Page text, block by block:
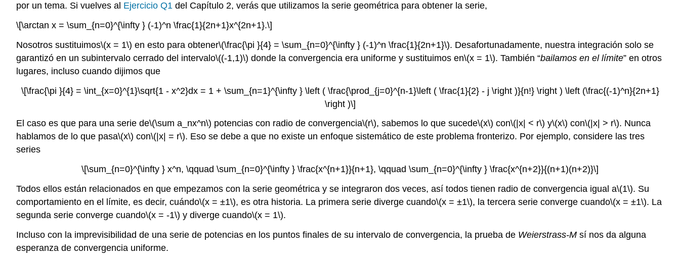
por un tema. Si vuelves al Ejercicio Q1 del Capítulo 2, verás que utilizamos la serie geométrica para obtener la serie,
\[\arctan x = \sum_{n=0}^{\infty } (-1)^n \frac{1}{2n+1}x^{2n+1}.\]
Nosotros sustituimos\(x = 1\) en esto para obtener\(\frac{\pi }{4} = \sum_{n=0}^{\infty } (-1)^n \frac{1}{2n+1}\). Desafortunadamente, nuestra integración solo se
garantizó en un subintervalo cerrado del intervalo\((-1,1)\) donde la convergencia era uniforme y sustituimos en\(x = 1\). También “bailamos en el límite” en otros
lugares, incluso cuando dijimos que
\[\frac{\pi }{4} = \int_{x=0}^{1}\sqrt{1 - x^2}dx = 1 + \sum_{n=1}^{\infty } \left ( \frac{\prod_{j=0}^{n-1}\left ( \frac{1}{2} - j \right )}{n!} \right ) \left (\frac{(-1)^n}{2n+1}
\right )\]
El caso es que para una serie de\(\sum a_nx^n\) potencias con radio de convergencia\(r\), sabemos lo que sucede\(x\) con\(|x| < r\) y\(x\) con\(|x| > r\). Nunca
hablamos de lo que pasa\(x\) con\(|x| = r\). Eso se debe a que no existe un enfoque sistemático de este problema fronterizo. Por ejemplo, considere las tres
series
\[\sum_{n=0}^{\infty } x^n, \qquad \sum_{n=0}^{\infty } \frac{x^{n+1}}{n+1}, \qquad \sum_{n=0}^{\infty } \frac{x^{n+2}}{(n+1)(n+2)}\]
Todos ellos están relacionados en que empezamos con la serie geométrica y se integraron dos veces, así todos tienen radio de convergencia igual a\(1\). Su
comportamiento en el límite, es decir, cuándo\(x = ±1\), es otra historia. La primera serie diverge cuando\(x = ±1\), la tercera serie converge cuando\(x = ±1\). La
segunda serie converge cuando\(x = -1\) y diverge cuando\(x = 1\).
Incluso con la imprevisibilidad de una serie de potencias en los puntos finales de su intervalo de convergencia, la prueba de Weierstrass-M sí nos da alguna
esperanza de convergencia uniforme.